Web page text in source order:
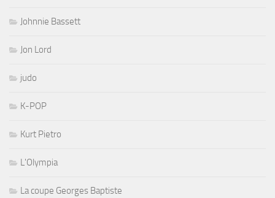
Johnnie Bassett
Jon Lord
judo
K-POP
Kurt Pietro
L'Olympia
La coupe Georges Baptiste